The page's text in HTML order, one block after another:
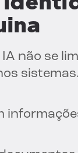
não se
sistemas.